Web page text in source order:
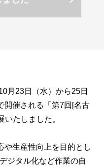
月23日（水）から25日
開催される「第7回[名古
いたしました。
や生産性向上を目的とし
ジタル化など作業の自